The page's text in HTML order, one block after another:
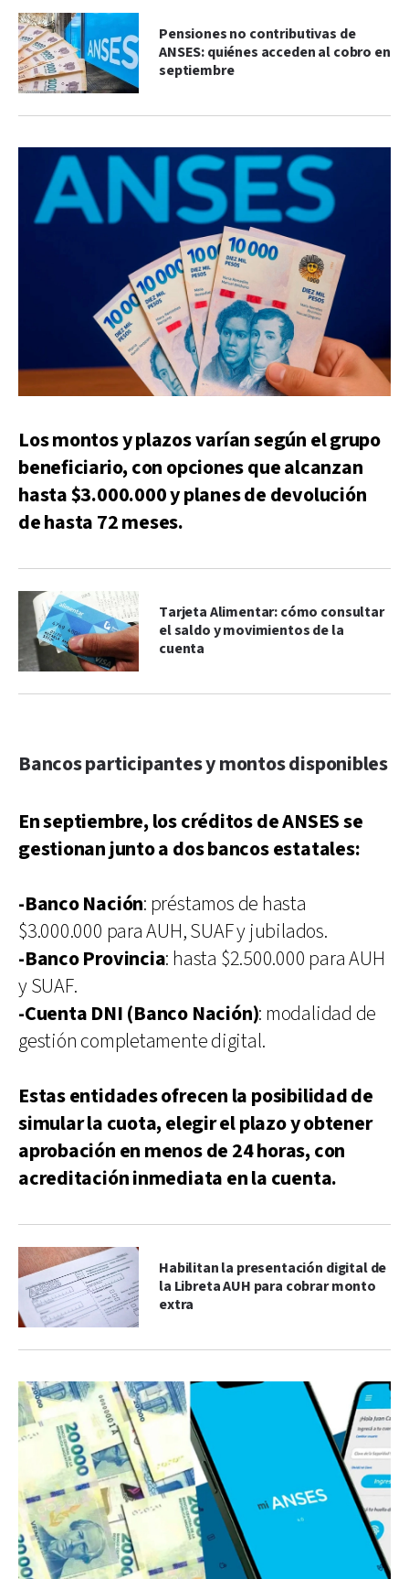
Pensiones no contributivas de
ANSES: quiénes acceden al cobro en
septiembre
Los montos y plazos varían según el grupo
beneficiario, con opciones que alcanzan
hasta $3.000.000 y planes de devolución
de hasta 72 meses.
Tarjeta Alimentar: cómo consultar
el saldo y movimientos de la
cuenta
Bancos participantes y montos disponibles
En septiembre, los créditos de ANSES se
gestionan junto a dos bancos estatales:
-Banco Nación: préstamos de hasta
$3.000.000 para AUH, SUAF y jubilados.
-Banco Provincia: hasta $2.500.000 para AUH
y SUAF.
-Cuenta DNI (Banco Nación): modalidad de
gestión completamente digital.
Estas entidades ofrecen la posibilidad de
simular la cuota, elegir el plazo y obtener
aprobación en menos de 24 horas, con
acreditación inmediata en la cuenta.
Habilitan la presentación digital de
la Libreta AUH para cobrar monto
extra